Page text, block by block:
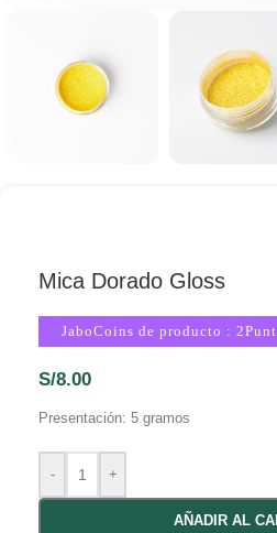
Mica Dorado Gloss
JaboCoins de producto :
S/8.00
Presentación: 5 gramos
- +
AÑADIR AL